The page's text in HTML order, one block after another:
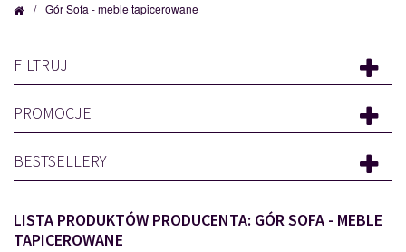
/ Gór Sofa - meble tapicerowane
FILTRUJ
PROMOCJE
BESTSELLERY
LISTA PRODUKTÓW PRODUCENTA: GÓR SOFA - MEBLE
TAPICEROWANE